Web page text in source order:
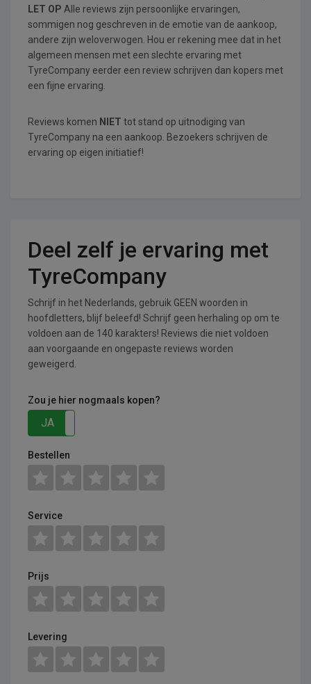
LET OP Alle reviews zijn persoonlijke ervaringen,
sommigen nog geschreven in de emotie van de aankoop,
andere zijn weloverwogen. Hou er rekening mee dat in het
algemeen mensen met een slechte ervaring met
TyreCompany eerder een review schrijven dan kopers met
een fijne ervaring.
Reviews komen NIET tot stand op uitnodiging van
TyreCompany na een aankoop. Bezoekers schrijven de
ervaring op eigen initiatief!
Deel zelf je ervaring met
TyreCompany
Schrijf in het Nederlands, gebruik GEEN woorden in
hoofdletters, blijf beleefd! Schrijf geen herhaling op om te
voldoen aan de 140 karakters! Reviews die niet voldoen
aan voorgaande en ongepaste reviews worden
geweigerd.
Zou je hier nogmaals kopen?
JA
Bestellen
Service
Prijs
Levering